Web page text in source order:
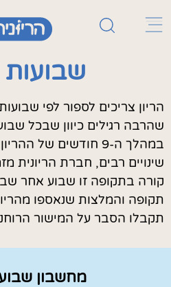
שבועות
הריון צריכים לספור לפי
שהרבה רגילים כיוון שבכל
במהלך ה-9 חודשים של
שינויים רבים, חברת הריונית
קורה בתקופה זו שבוע אחר
תקופה והמלצות שנאספו
תקבלו הסבר על המישור
מחשבון